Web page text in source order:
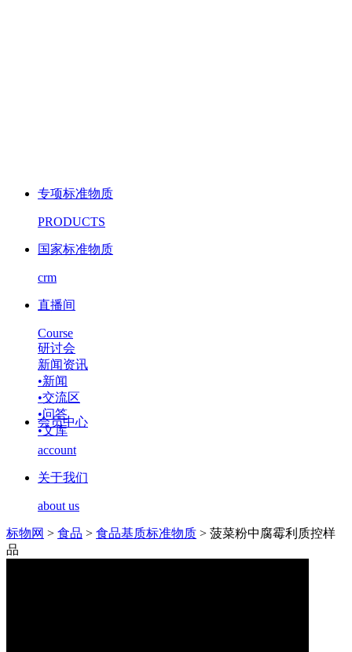
专项标准物质
PRODUCTS
国家标准物质
crm
直播间
Course
研讨会
新闻资讯
•新闻
•交流区
•问答
•文库
会员中心
account
关于我们
about us
标物网 > 食品 > 食品基质标准物质 > 菠菜粉中腐霉利质控样
品